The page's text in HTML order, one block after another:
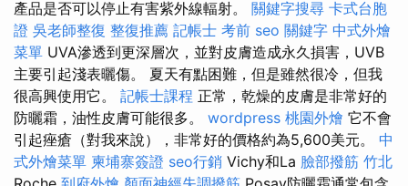
產品是否可以停止有害紫外線輻射。 關鍵字搜尋 卡式台胞
證 吳老師整復 整復推薦 記帳士 考前 seo 關鍵字 中式外燴
菜單 UVA滲透到更深層次，並對皮膚造成永久損害，UVB
主要引起淺表曬傷。 夏天有點困難，但是雖然很冷，但我
很高興使用它。 記帳士課程 正常，乾燥的皮膚是非常好的
防曬霜，油性皮膚可能很多。 wordpress 桃園外燴 它不會
引起痤瘡（對我來說），非常好的價格約為5,600美元。 中
式外燴菜單 柬埔寨簽證 seo行銷 Vichy和La 臉部撥筋 竹北